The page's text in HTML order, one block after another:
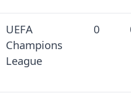
UEFA
Champions
League
0